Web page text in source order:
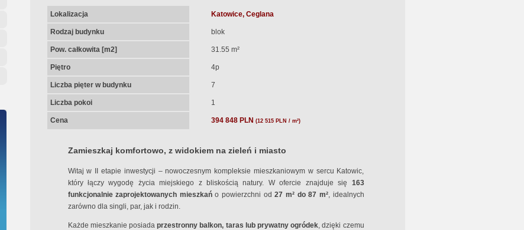
Lokalizacja Katowice, Ceglana
Rodzaj budynku blok
Pow. całkowita [m2] 31.55 m²
Piętro 4p
Liczba pięter w budynku 7
Liczba pokoi 1
Cena 394 848 PLN (12 515 PLN / m²)
Zamieszkaj komfortowo, z widokiem na zieleń i miasto
Witaj w II etapie inwestycji – nowoczesnym kompleksie mieszkaniowym w sercu Katowic,
który łączy wygodę życia miejskiego z bliskością natury. W ofercie znajduje się 163
funkcjonalnie zaprojektowanych mieszkańo powierzchni od27 m² do 87 m², idealnych
zarówno dla singli, par, jak i rodzin.
Każde mieszkanie posiadaprzestronny balkon, taras lub prywatny ogródek, dzięki czemu